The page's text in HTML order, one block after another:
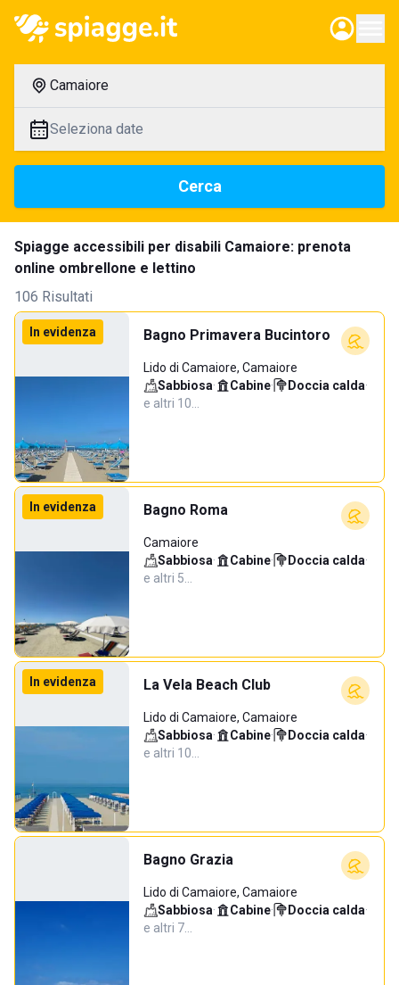
Camaiore
Seleziona date
Cerca
Spiagge accessibili per disabili Camaiore: prenota
online ombrellone e lettino
106 Risultati
In evidenza Bagno Primavera Bucintoro
Lido di Camaiore, Camaiore
Sabbiosa· Cabine· Doccia calda·
e altri 10…
In evidenza Bagno Roma
Camaiore
Sabbiosa· Cabine· Doccia calda·
e altri 5…
In evidenza La Vela Beach Club
Lido di Camaiore, Camaiore
Sabbiosa· Cabine· Doccia calda·
e altri 10…
Bagno Grazia
Lido di Camaiore, Camaiore
Sabbiosa· Cabine· Doccia calda·
e altri 7…